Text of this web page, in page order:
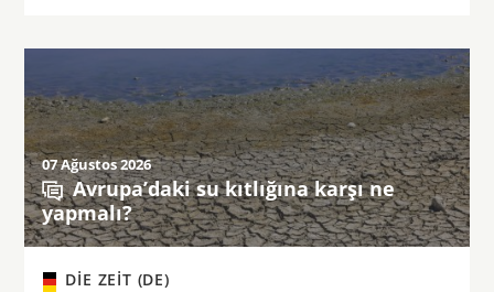
07 Ağustos 2026
Avrupa’daki su kıtlığına karşı ne
yapmalı?
DIE ZEIT (DE)